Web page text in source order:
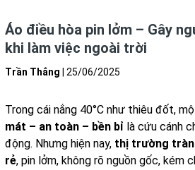
Áo điều hòa pin lởm – Gây
khi làm việc ngoài trời
Trần Thắng 25/06/2025
Trong cái nắng 40°C như thiêu đốt,
mát – an toàn – bền bỉ là cứu cánh
động. Nhưng hiện nay, thị trường tràn
rẻ, pin lởm, không rõ nguồn gốc, kém